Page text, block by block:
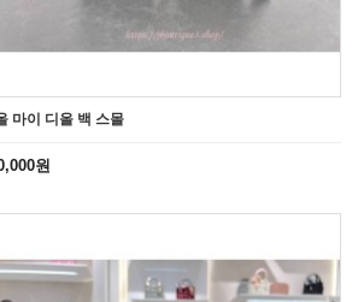
마이 디올 백 스몰
원